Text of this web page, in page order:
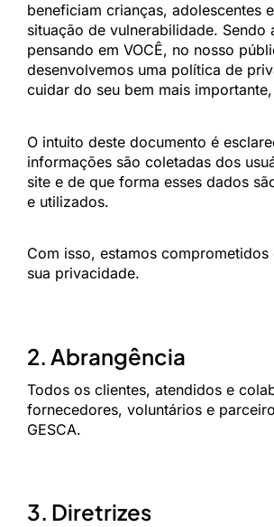
beneficiam crianças, adolescentes
situação de vulnerabilidade. Sendo
pensando em VOCÊ, no nosso
desenvolvemos uma política de
cuidar do seu bem mais
O intuito deste documento é
informações são coletadas dos
site e de que forma esses dados
e utilizados.
Com isso, estamos comprometidos
sua privacidade.
2. Abrangência
Todos os clientes, atendidos e
fornecedores, voluntários e
GESCA.
3. Diretrizes